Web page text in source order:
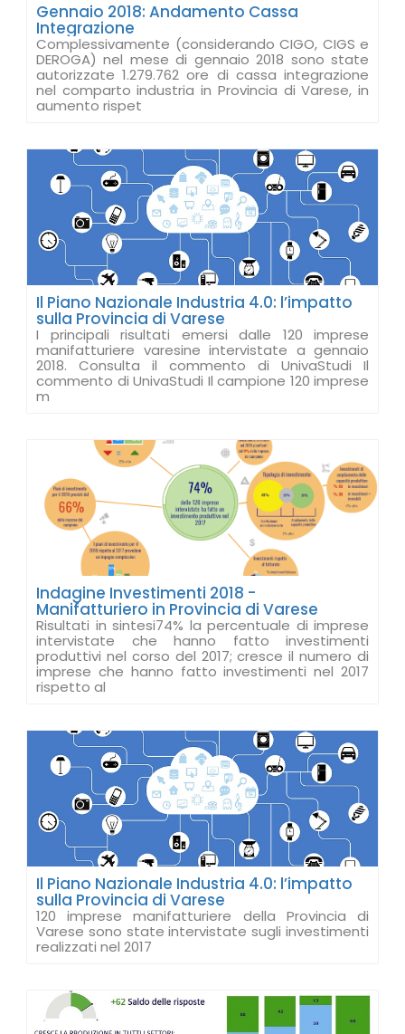
Gennaio 2018: Andamento Cassa
Integrazione
Complessivamente (considerando CIGO, CIGS e
DEROGA) nel mese di gennaio 2018 sono state
autorizzate 1.279.762 ore di cassa integrazione
nel comparto industria in Provincia di Varese, in
aumento rispet
Il Piano Nazionale Industria 4.0: l’impatto
sulla Provincia di Varese
I principali risultati emersi dalle 120 imprese
manifatturiere varesine intervistate a gennaio
2018. Consulta il commento di UnivaStudi Il
commento di UnivaStudi Il campione 120 imprese
m
Indagine Investimenti 2018 -
Manifatturiero in Provincia di Varese
Risultati in sintesi74% la percentuale di imprese
intervistate che hanno fatto investimenti
produttivi nel corso del 2017; cresce il numero di
imprese che hanno fatto investimenti nel 2017
rispetto al
Il Piano Nazionale Industria 4.0: l’impatto
sulla Provincia di Varese
120 imprese manifatturiere della Provincia di
Varese sono state intervistate sugli investimenti
realizzati nel 2017